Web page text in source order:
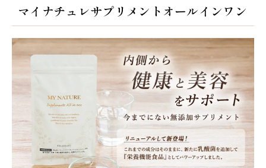
マイナチュレサプリメントオールインワン